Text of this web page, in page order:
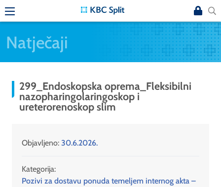
Natječaji
299_Endoskopska oprema_Fleksibilni
nazopharingolaringoskop i
ureterorenoskop slim
Objavljeno: 30.6.2026.
Kategorija:
Pozivi za dostavu ponuda temeljem internog akta –